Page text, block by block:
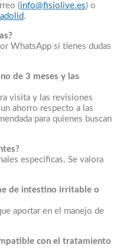
(info@fisiolive.es) o
.
WhatsApp si tienes dudas
de 3 meses y las
visita y las revisiones
ahorro respecto a las
para quienes buscan
específicas. Se valora
de intestino irritable o
aportar en el manejo de
con el tratamiento